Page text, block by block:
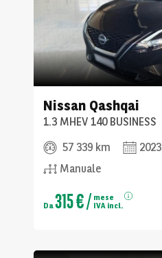
Nissan Qashqai
1.3 MHEV 140 BUSINESS
57 339 km
2023
Manuale
Da315 €/ mese
IVA incl.